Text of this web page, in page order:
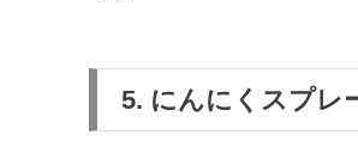
5. にんにくスプレ